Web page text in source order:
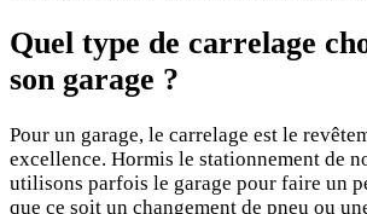
Quel type de carrelage
son garage ?
Pour un garage, le carrelage est le
excellence. Hormis le stationnement de
utilisons parfois le garage pour faire un
que ce soit un changement de pneu ou